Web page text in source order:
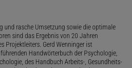
und rasche Umsetzung sowie die optimale
sind das Ergebnis von 20 Jahren
Projektleiters. Gerd Wenninger ist
Handwörterbuch der Psychologie,
des Handbuch Arbeits-, Gesundheits-